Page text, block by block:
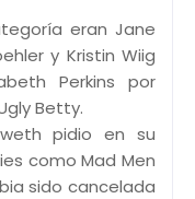
eran Jane
y Kristin Wiig
Perkins por
Betty.
pidio en su
como Mad Men
sido cancelada